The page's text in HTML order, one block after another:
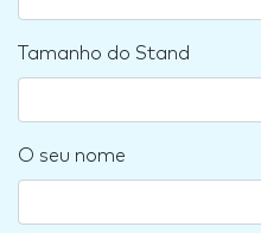
Tamanho do Stand
O seu nome